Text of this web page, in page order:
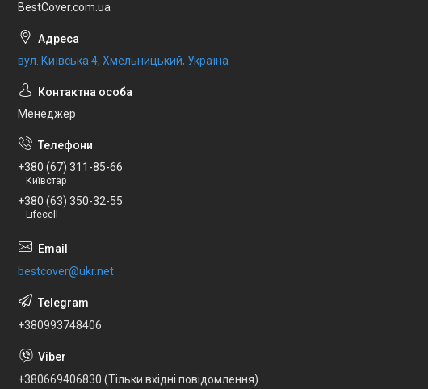
BestCover.com.ua
вул. Київська 4, Хмельницький, Україна
Менеджер
+380 (67) 311-85-66
Київстар
+380 (63) 350-32-55
Lifecell
bestcover@ukr.net
+380993748406
+380669406830 (Тільки вхідні повідомлення)